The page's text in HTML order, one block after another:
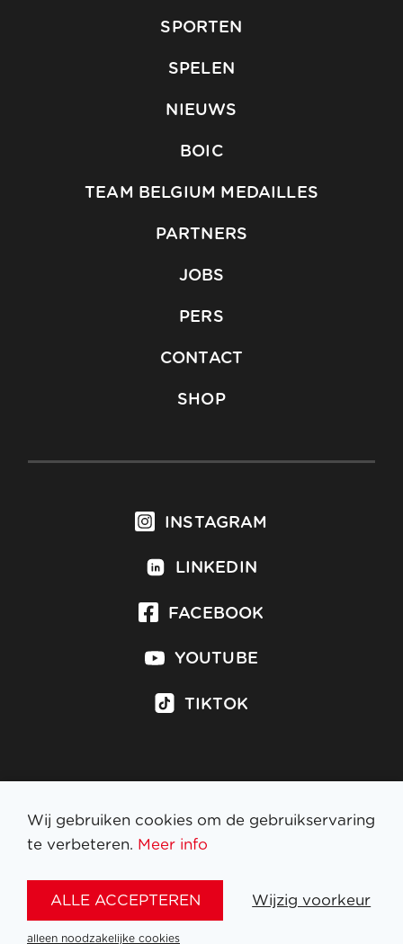
SPORTEN
SPELEN
NIEUWS
BOIC
TEAM BELGIUM MEDAILLES
PARTNERS
JOBS
PERS
CONTACT
SHOP
INSTAGRAM
LINKEDIN
FACEBOOK
YOUTUBE
TIKTOK
Inschrijven op nieuwsbrief
Wij gebruiken cookies om de gebruikservaring
te verbeteren. Meer info
ALLE ACCEPTEREN Wijzig voorkeur
alleen noodzakelijke cookies